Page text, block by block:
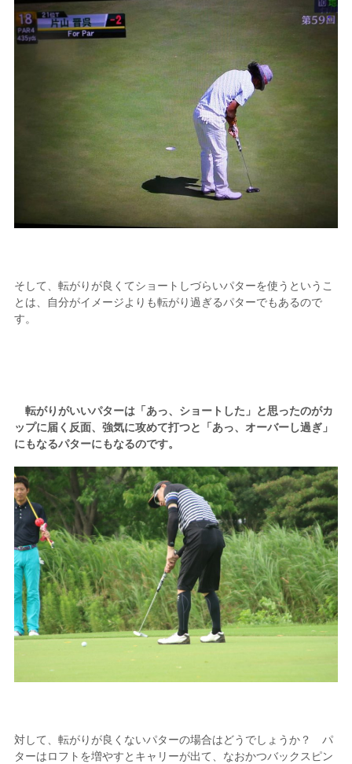
そして、転がりが良くてショートしづらいパターを使うというこ
とは、自分がイメージよりも転がり過ぎるパターでもあるので
す。
転がりがいいパターは「あっ、ショートした」と思ったのがカ
ップに届く反面、強気に攻めて打つと「あっ、オーバーし過ぎ」
にもなるパターにもなるのです。
対して、転がりが良くないパターの場合はどうでしょうか？ パ
ターはロフトを増やすとキャリーが出て、なおかつバックスピン